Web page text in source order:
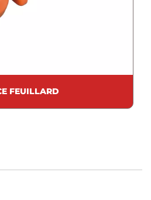
FEUILLARD